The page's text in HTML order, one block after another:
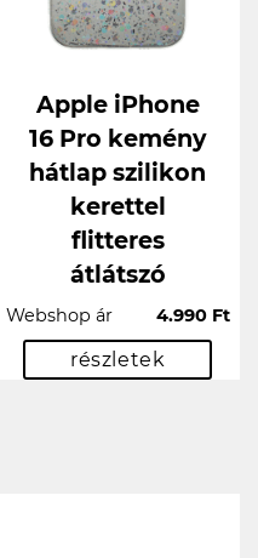
Apple iPhone
16 Pro kemény
hátlap szilikon
kerettel
flitteres
átlátszó
Webshop ár 4.990 Ft
részletek